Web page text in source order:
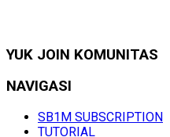
YUK JOIN KOMUNITAS
NAVIGASI
SB1M SUBSCRIPTION
TUTORIAL